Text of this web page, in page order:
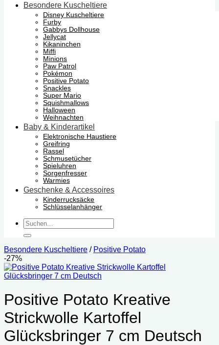
Besondere Kuscheltiere
Disney Kuscheltiere
Furby
Gabbys Dollhouse
Jellycat
Kikaninchen
Miffi
Minions
Paw Patrol
Pokémon
Positive Potato
Snackles
Super Mario
Squishmallows
Halloween
Weihnachten
Baby & Kinderartikel
Elektronische Haustiere
Greifring
Rassel
Schmusetücher
Spieluhren
Sorgenfresser
Warmies
Geschenke & Accessoires
Kinderrucksäcke
Schlüsselanhänger
Suchen
nach:
Besondere Kuscheltiere / Positive Potato
-27%
Positive Potato Kreative
Strickwolle Kartoffel
Glücksbringer 7 cm Deutsch